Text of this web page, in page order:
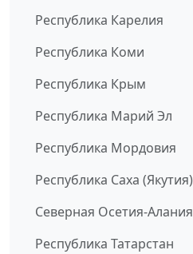
Республика Карелия
Республика Коми
Республика Крым
Республика Марий Эл
Республика Мордовия
Республика Саха (Якутия)
Северная Осетия-Алания
Республика Татарстан